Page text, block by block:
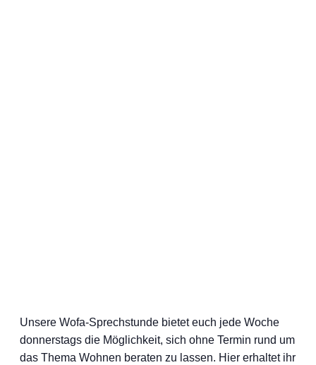
Unsere Wofa-Sprechstunde bietet euch jede Woche
donnerstags die Möglichkeit, sich ohne Termin rund um
das Thema Wohnen beraten zu lassen. Hier erhaltet ihr